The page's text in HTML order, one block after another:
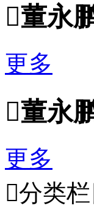
董永
更多
董永
更多
分类栏